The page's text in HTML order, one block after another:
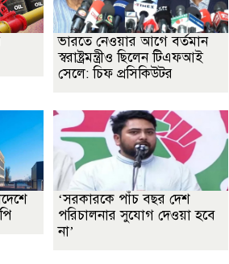
ভারতে নেওয়ার আগে বর্তমান
স্বরাষ্ট্রমন্ত্রীও ছিলেন টিএফআই
সেলে: চিফ প্রসিকিউটর
‘সরকারকে পাঁচ বছর দেশ
পরিচালনার সুযোগ দেওয়া হবে
না’